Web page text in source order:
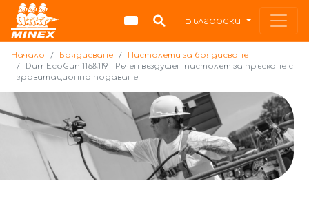
Български
Начало Боядисване
Пистолети за боядисване
Durr EcoGun 116&119 - Ръчен въздушен пистолет за пръскане с
гравитационно подаване